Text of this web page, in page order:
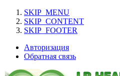
SKIP_MENU
SKIP_CONTENT
SKIP_FOOTER
Авторизация
Обратная связь